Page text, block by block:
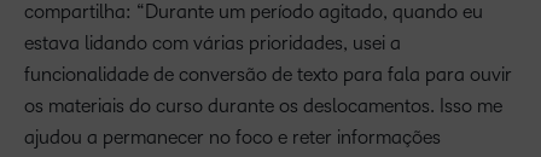
compartilha: “Durante um período agitado, quando eu
estava lidando com várias prioridades, usei a
funcionalidade de conversão de texto para fala para ouvir
os materiais do curso durante os deslocamentos. Isso me
ajudou a permanecer no foco e reter informações